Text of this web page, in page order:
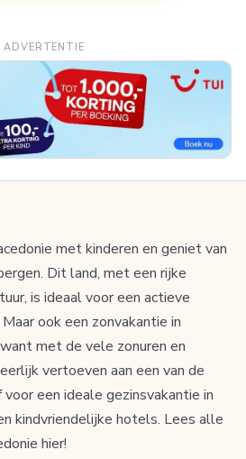
ADVERTENTIE
met kinderen en geniet van
Dit land, met een rijke
is ideaal voor een actieve
ook een zonvakantie in
met de vele zonuren en
vertoeven aan een van de
een ideale gezinsvakantie in
kindvriendelijke hotels. Lees alle
hier!